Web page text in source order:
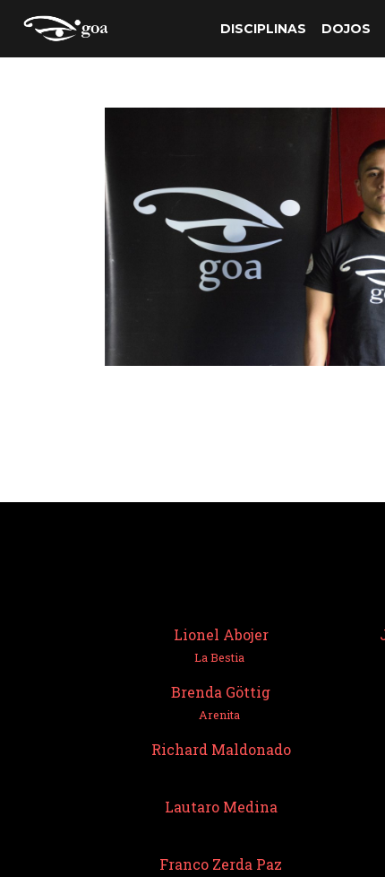
DISCIPLINAS DOJOS
Lionel Abojer
La Bestia
Brenda Göttig
Arenita
Richard Maldonado
Lautaro Medina
Franco Zerda Paz